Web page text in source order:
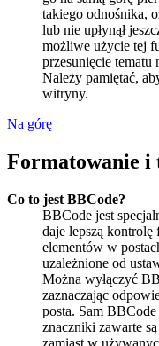
takiego odnośnika,
lub nie upłynął
możliwe użycie tej
przesunięcie tematu
Należy pamiętać,
witryny.
Na górę
Formatowanie i
Co to jest BBCode?
BBCode jest
daje lepszą kontrolę
elementów w
uzależnione od
Można wyłączyć
zaznaczając
posta. Sam
znaczniki zawarte
zamiast w